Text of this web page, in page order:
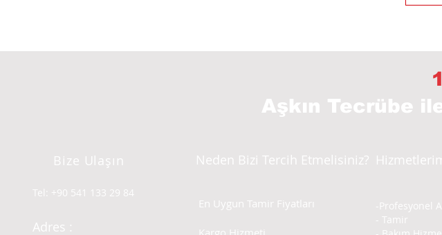
Aşkın Tecrübe
Bize Ulaşın
Tel: +90 541 133 29 84
Adres :
Neden Bizi Tercih Etmelisiniz?
En Uygun Tamir Fiyatları
Kargo Hizmeti
-Profesyonel
- Tamir